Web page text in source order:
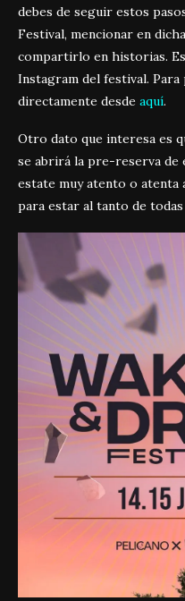
debes de seguir estos
Festival, mencionar en
compartirlo en historias.
Instagram del festival.
directamente desde aquí.
Otro dato que interesa es
se abrirá la pre-reserva de
estate muy atento o atenta
para estar al tanto de todas